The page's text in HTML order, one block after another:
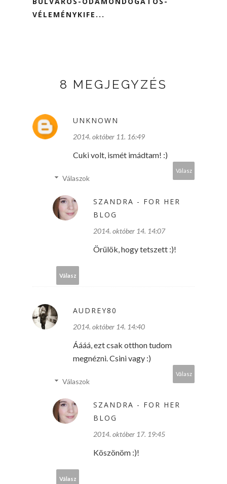
VÉLEMÉNYKIFE...
8 MEGJEGYZÉS
UNKNOWN
2014. október 11. 16:49
Cuki volt, ismét imádtam! :)
Válasz
Válaszok
SZANDRA - FOR HER
BLOG
2014. október 14. 14:07
Örülök, hogy tetszett :)!
Válasz
AUDREY80
2014. október 14. 14:40
Áááá, ezt csak otthon tudom
megnézni. Csini vagy :)
Válasz
Válaszok
SZANDRA - FOR HER
BLOG
2014. október 17. 19:45
Köszönöm :)!
Válasz